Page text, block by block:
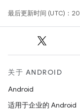
最后更新时间 (UTC)：
关于 ANDROID
Android
适用于企业的 Android